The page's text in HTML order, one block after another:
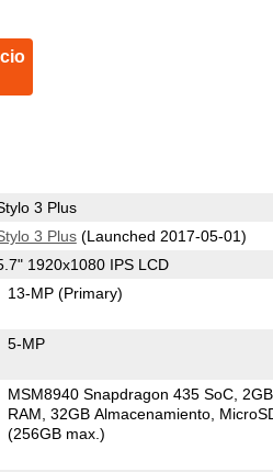
3 Plus
3 Plus(Launched 2017-05-01)
1920x1080 IPS LCD
13-MP(Primary)
5-MP
MSM8940 Snapdragon 435 SoC 2GB
RAM 32GB Almacenamiento
(256GB max.)